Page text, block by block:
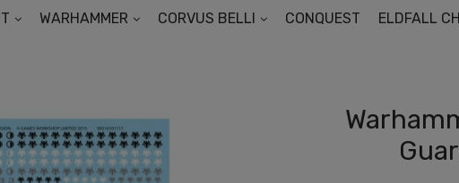
WARHAMMER CORVUS BELLI CONQUEST ELDFALL